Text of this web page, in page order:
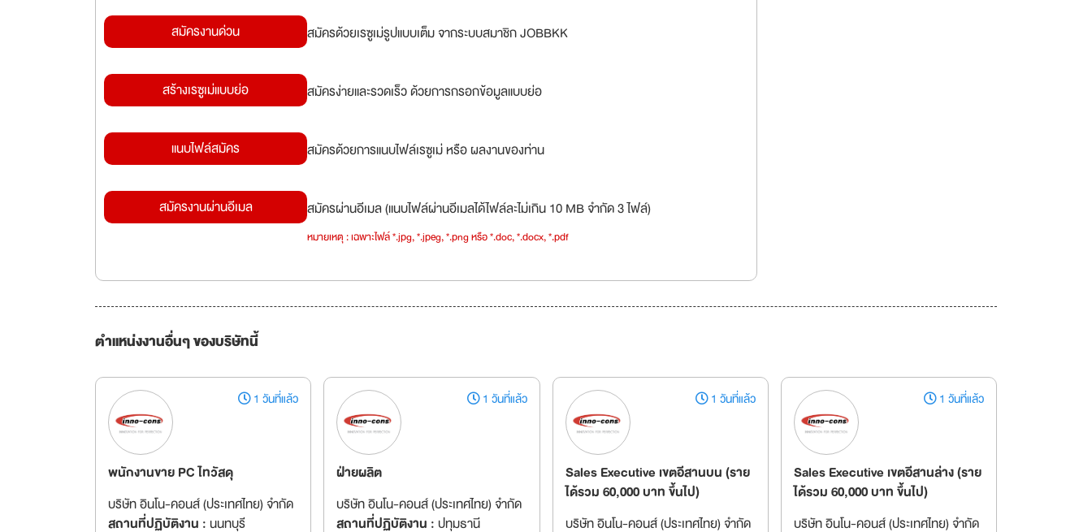
สมัครงานด่วน สมัครด้วยเรซูเม่รูปแบบเต็ม จากระบบสมาชิก JOBBKK
สร้างเรซูเม่แบบย่อ สมัครง่ายและรวดเร็ว ด้วยการกรอกข้อมูลแบบย่อ
แนบไฟล์สมัคร สมัครด้วยการแนบไฟล์เรซูเม่ หรือ ผลงานของท่าน
สมัครงานผ่านอีเมล สมัครผ่านอีเมล (แนบไฟล์ผ่านอีเมลได้ไฟล์ละไม่เกิน 10 MB จำกัด 3 ไฟล์)
หมายเหตุ : เฉพาะไฟล์ *.jpg, *.jpeg, *.png หรือ *.doc, *.docx, *.pdf
ตำแหน่งงานอื่นๆ ของบริษัทนี้
1 วันที่แล้ว
พนักงานขาย PC ไทวัสดุ
บริษัท อินโน-คอนส์ (ประเทศไทย) จำกัด
สถานที่ปฏิบัติงาน : นนทบุรี
1 วันที่แล้ว
ฝ่ายผลิต
บริษัท อินโน-คอนส์ (ประเทศไทย) จำกัด
สถานที่ปฏิบัติงาน :ปทุมธานี
1 วันที่แล้ว
Sales Executive เขตอีสานบน (ราย
ได้รวม 60,000 บาท ขึ้นไป)
บริษัท อินโน-คอนส์ (ประเทศไทย) จำกัด
1 วันที่แล้ว
Sales Executive เขตอีสานล่าง (ราย
ได้รวม 60,000 บาท ขึ้นไป)
บริษัท อินโน-คอนส์ (ประเทศไทย) จำกัด